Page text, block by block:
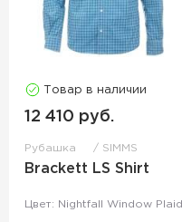
Товар в наличии
12 410 руб.
Рубашка SIMMS
Brackett LS Shirt
Цвет: Nightfall Window Plaid